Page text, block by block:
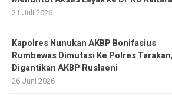
21 Juli 2026
Kapolres Nunukan AKBP Bonifasius
Rumbewas Dimutasi Ke Polres Tarakan,
Digantikan AKBP Ruslaeni
26 Juni 2026